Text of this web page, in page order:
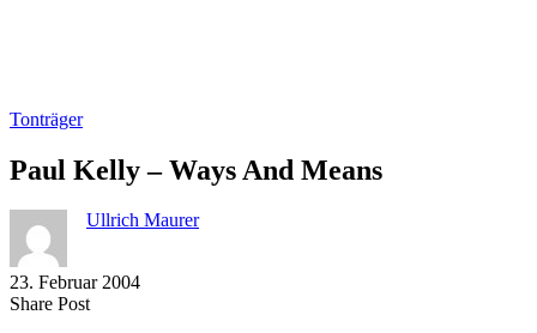
Tonträger
Paul Kelly – Ways And Means
Ullrich Maurer
23. Februar 2004
Share PostShare
Copy
Send